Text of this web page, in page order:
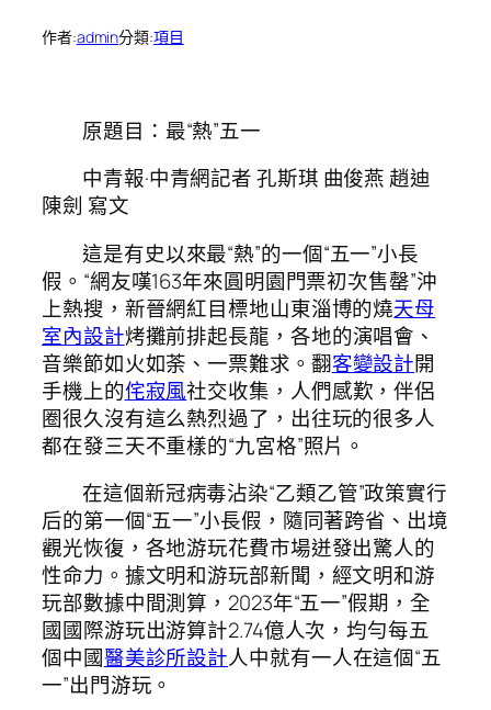
作者:admin分類:項目
原題目：最“熱”五一
中青報·中青網記者 孔斯琪 曲俊燕 趙迪
陳劍 寫文
這是有史以來最“熱”的一個“五一”小長
假。“網友嘆163年來圓明園門票初次售罄”沖
上熱搜，新晉網紅目標地山東淄博的燒天母
室內設計烤攤前排起長龍，各地的演唱會、
音樂節如火如荼、一票難求。翻客變設計開
手機上的侘寂風社交收集，人們感歎，伴侶
圈很久沒有這么熱烈過了，出往玩的很多人
都在發三天不重樣的“九宮格”照片。
在這個新冠病毒沾染“乙類乙管”政策實行
后的第一個“五一”小長假，隨同著跨省、出境
觀光恢復，各地游玩花費市場迸發出驚人的
性命力。據文明和游玩部新聞，經文明和游
玩部數據中間測算，2023年“五一”假期，全
國國際游玩出游算計2.74億人次，均勻每五
個中國醫美診所設計人中就有一人在這個“五
一”出門游玩。